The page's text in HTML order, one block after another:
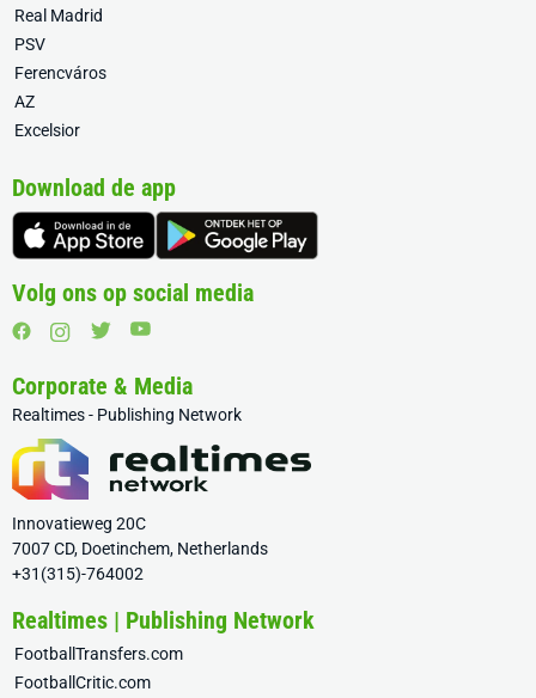
Real Madrid
PSV
Ferencváros
AZ
Excelsior
Download de app
Volg ons op social media
Corporate & Media
Realtimes - Publishing Network
Innovatieweg 20C
7007 CD, Doetinchem, Netherlands
+31(315)-764002
Realtimes | Publishing Network
FootballTransfers.com
FootballCritic.com